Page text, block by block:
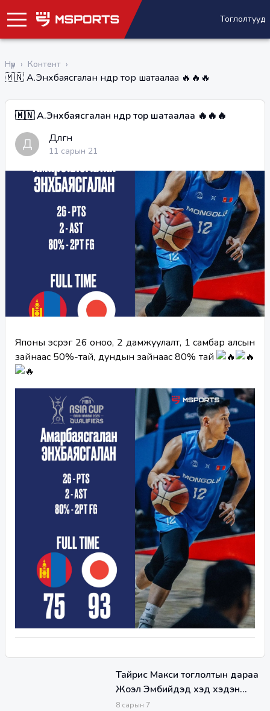
Тоглолтууд
Нүүр › Контент ›
🇲🇳 А.Энхбаясгалан өнөөдөр тор шатаалаа 🔥🔥🔥
🇲🇳 А.Энхбаясгалан өнөөдөр тор шатаалаа 🔥🔥🔥
Д Дөлгөөн
11 сарын 21
Японы эсрэг 26 оноо, 2 дамжуулалт, 1 самбар алсын
зайнаас 50%-тай, дундын зайнаас 80% тай
Тайрис Макси тоглолтын дараа
Жоэл Эмбийдэд хэд хэдэн
хатуу үг хэлжээ
8 сарын 7